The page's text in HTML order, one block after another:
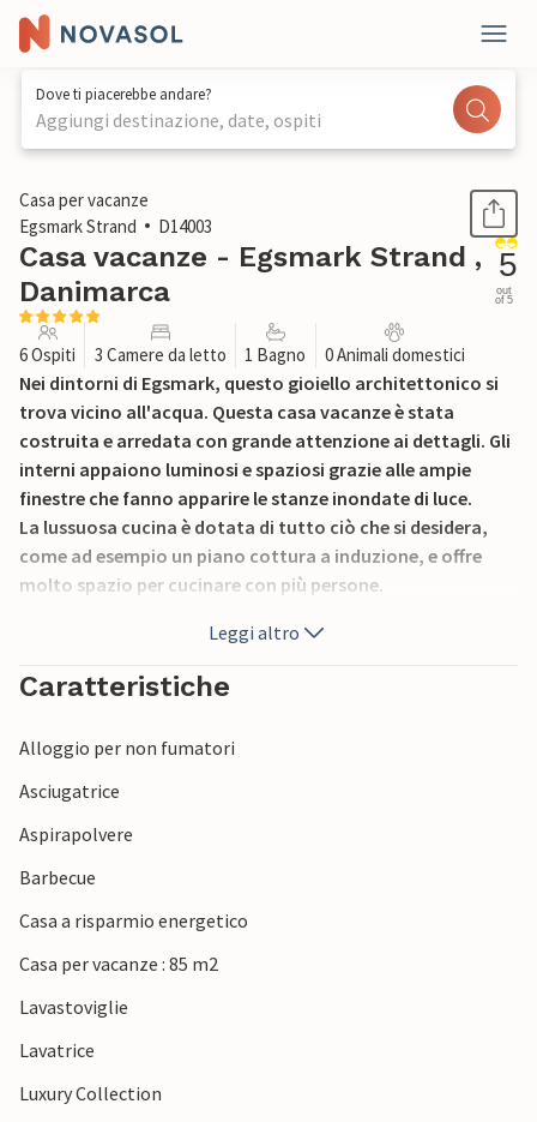
Dove ti piacerebbe andare?
Aggiungi destinazione, date, ospiti
1 / 27
Casa per vacanze
Egsmark Strand
D14003
Casa vacanze - Egsmark Strand ,
Danimarca
5
out
of 5
6 Ospiti 3 Camere da letto 1 Bagno 0 Animali domestici
Nei dintorni di Egsmark, questo gioiello architettonico si
trova vicino all'acqua. Questa casa vacanze è stata
costruita e arredata con grande attenzione ai dettagli. Gli
interni appaiono luminosi e spaziosi grazie alle ampie
finestre che fanno apparire le stanze inondate di luce.
La lussuosa cucina è dotata di tutto ciò che si desidera,
come ad esempio un piano cottura a induzione, e offre
molto spazio per cucinare con più persone.
sulla baia di Ebeltoft Vig.Leggi altro
Caratteristiche
Alloggio per non fumatori
Asciugatrice
Aspirapolvere
Barbecue
Casa a risparmio energetico
Casa per vacanze : 85 m2
Lavastoviglie
Lavatrice
Luxury Collection